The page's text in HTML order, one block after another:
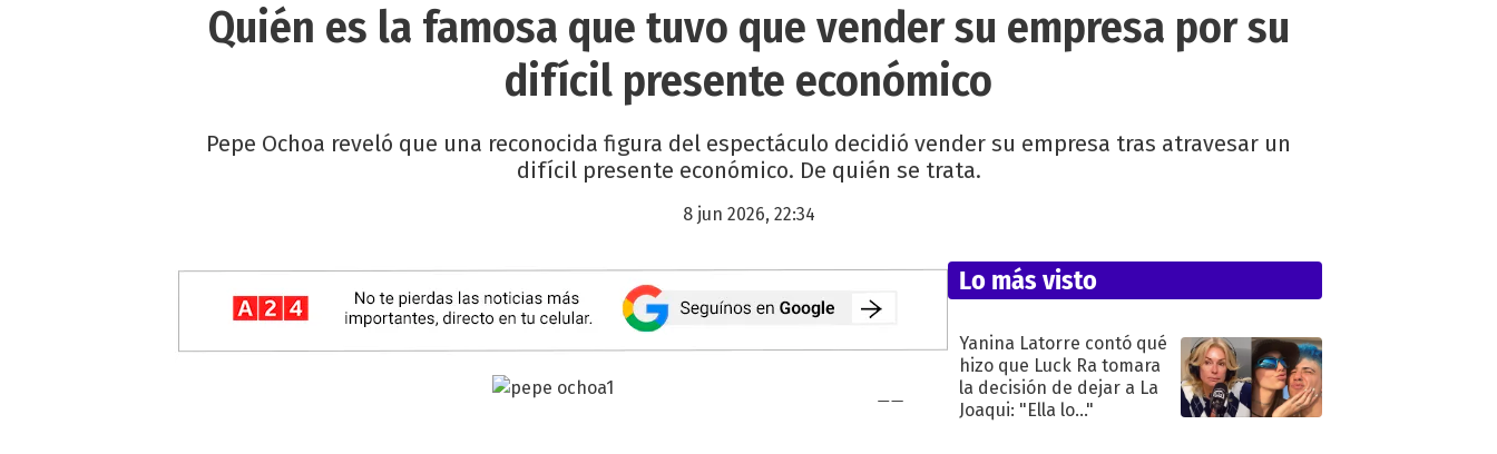
Quién es la famosa que tuvo que vender su empresa por su
difícil presente económico
Pepe Ochoa reveló que una reconocida figura del espectáculo decidió vender su empresa tras atravesar un
difícil presente económico. De quién se trata.
8 jun 2026, 22:34
Lo más visto
Yanina Latorre contó qué
hizo que Luck Ra tomara
la decisión de dejar a La
Joaqui: "Ella lo..."